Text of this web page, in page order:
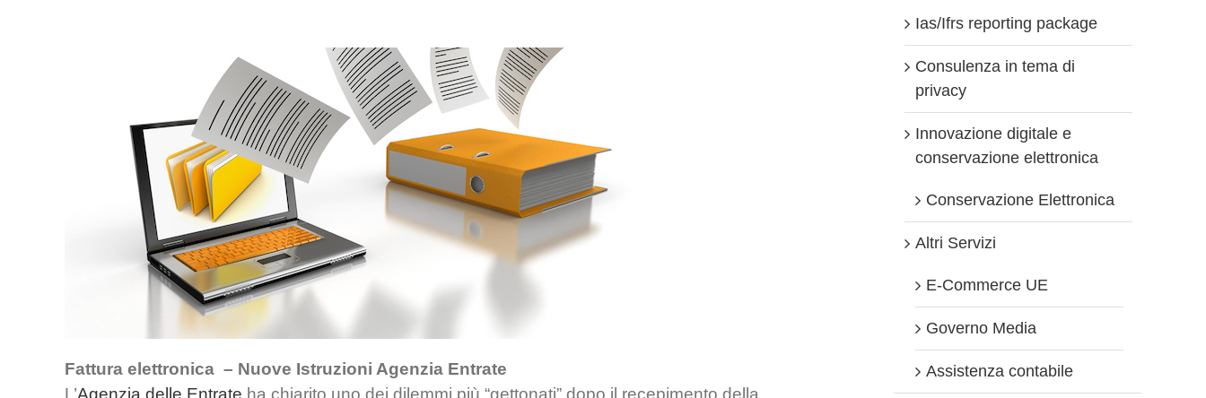
Fattura elettronica – Nuove Istruzioni Agenzia Entrate
L’Agenzia delle Entrate ha chiarito uno dei dilemmi più “gettonati” dopo il recepimento della
Ias/Ifrs reporting package
Consulenza in tema di
privacy
Innovazione digitale e
conservazione elettronica
Conservazione Elettronica
Altri Servizi
E-Commerce UE
Governo Media
Assistenza contabile